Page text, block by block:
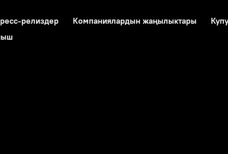
релиздер Компаниялардын жаңылыктары